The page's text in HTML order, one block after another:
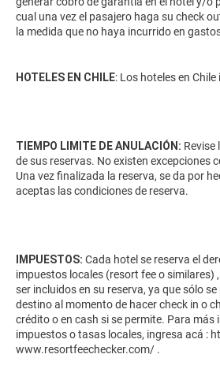
cual una vez el pasajero haga su check
la medida que no haya incurrido en
HOTELES EN CHILE: Los hoteles en Chile
TIEMPO LIMITE DE ANULACIÓN: Revise
de sus reservas. No existen excepciones
Una vez finalizada la reserva, se da por
aceptas las condiciones de reserva.
IMPUESTOS: Cada hotel se reserva el
impuestos locales (resort fee o similares)
ser incluidos en su reserva, ya que sólo
destino al momento de hacer check in o
crédito o en cash si se permite. Para más
impuestos o tasas locales, ingresa acá :
www.resortfeechecker.com/ .